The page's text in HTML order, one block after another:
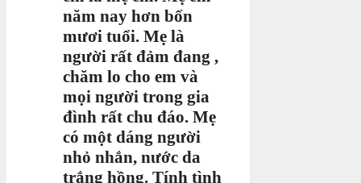
năm nay hơn bốn
mươi tuổi. Mẹ là
người rất đảm đang ,
chăm lo cho em và
mọi người trong gia
đình rất chu đáo. Mẹ
có một dáng người
nhỏ nhắn, nước da
trắng hồng. Tính tình